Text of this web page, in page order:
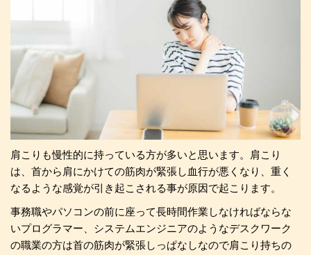
肩こりも慢性的に持っている方が多いと思います。肩こり
は、首から肩にかけての筋肉が緊張し血行が悪くなり、重く
なるような感覚が引き起こされる事が原因で起こります。
事務職やパソコンの前に座って長時間作業しなければならな
いプログラマー、システムエンジニアのようなデスクワーク
の職業の方は首の筋肉が緊張しっぱなしなので肩こり持ちの